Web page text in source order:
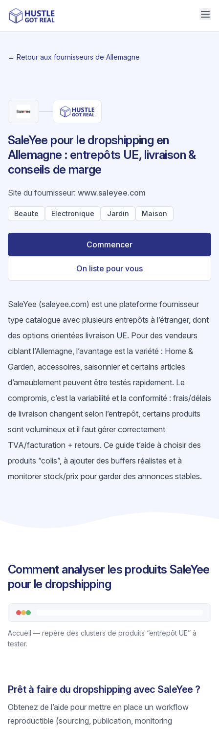
← Retour aux fournisseurs de Allemagne
SaleYee pour le dropshipping en
Allemagne : entrepôts UE, livraison &
conseils de marge
Site du fournisseur: www.saleyee.com
Beaute Electronique Jardin Maison
Commencer
On liste pour vous
SaleYee (saleyee.com) est une plateforme fournisseur
type catalogue avec plusieurs entrepôts à l’étranger, dont
des options orientées livraison UE. Pour des vendeurs
ciblant l’Allemagne, l’avantage est la variété : Home &
Garden, accessoires, saisonnier et certains articles
d’ameublement peuvent être testés rapidement. Le
compromis, c’est la variabilité et la conformité : frais/délais
de livraison changent selon l’entrepôt, certains produits
sont volumineux et il faut gérer correctement
TVA/facturation + retours. Ce guide t’aide à choisir des
produits “colis”, à ajouter des buffers réalistes et à
monitorer stock/prix pour garder des annonces stables.
Comment analyser les produits SaleYee
pour le dropshipping
Accueil — repère des clusters de produits “entrepôt UE” à
tester.
Prêt à faire du dropshipping avec SaleYee ?
Obtenez de l’aide pour mettre en place un workflow
reproductible (sourcing, publication, monitoring